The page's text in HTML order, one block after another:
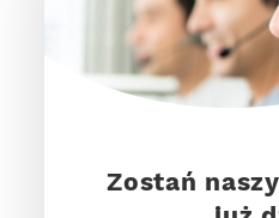
Zostań